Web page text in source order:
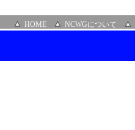
HOME NCWGについて